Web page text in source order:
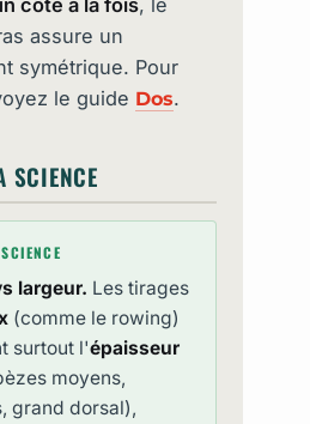
assure un
symétrique. Pour
le guide Dos.
SCIENCE
largeur. Les tirages
(comme le rowing)
surtout l'épaisseur
moyens,
grand dorsal),